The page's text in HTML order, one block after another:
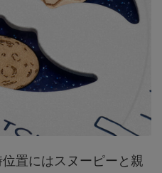
置にはスヌーピーと親